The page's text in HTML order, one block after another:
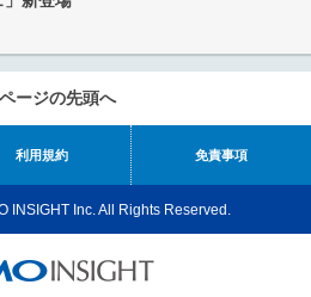
ページの先頭へ
利用規約 免責事項
INSIGHT Inc. All Rights Reserved.